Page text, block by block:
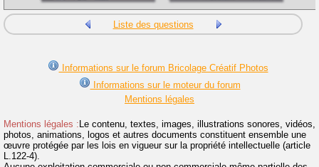
Liste des questions
Informations sur le forum Bricolage Créatif Photos
Informations sur le moteur du forum
Mentions légales
Mentions légales : Le contenu, textes, images, illustrations sonores, vidéos,
photos, animations, logos et autres documents constituent ensemble une
œuvre protégée par les lois en vigueur sur la propriété intellectuelle (article
L.122-4).